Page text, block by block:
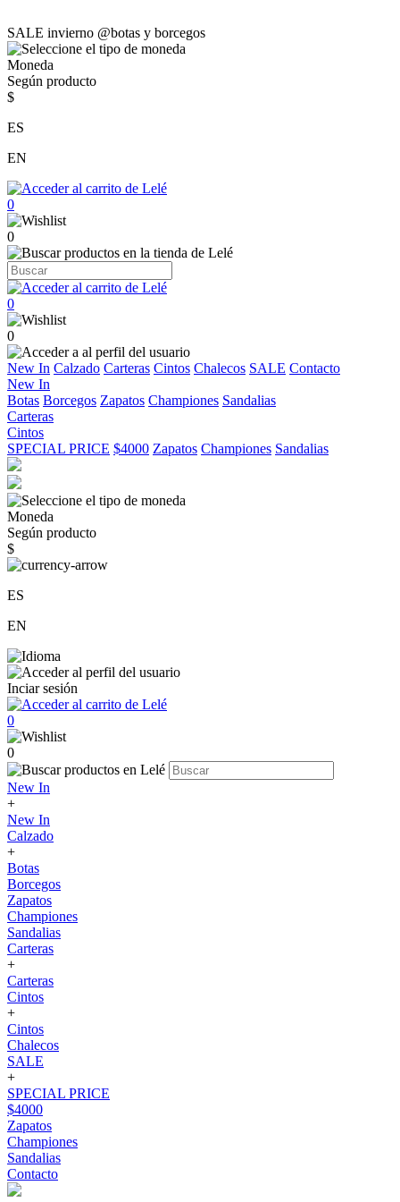
SALE invierno @botas y borcegos
Moneda
Según producto
$
ES
EN
0
0
0
0
New In Calzado Carteras Cintos Chalecos SALE Contacto
New In
Botas Borcegos Zapatos Championes Sandalias
Carteras
Cintos
SPECIAL PRICE $4000 Zapatos Championes Sandalias
Moneda
Según producto
$
ES
EN
Inciar sesión
0
0
New In
+
New In
Calzado
+
Botas
Borcegos
Zapatos
Championes
Sandalias
Carteras
+
Carteras
Cintos
+
Cintos
Chalecos
SALE
+
SPECIAL PRICE
$4000
Zapatos
Championes
Sandalias
Contacto